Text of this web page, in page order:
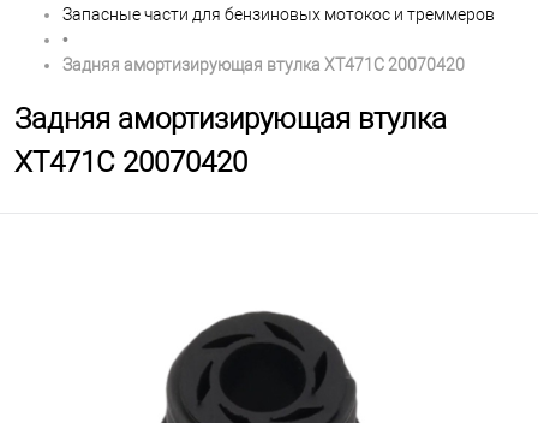
Запасные части для бензиновых мотокос и треммеров
•
Задняя амортизирующая втулка XT471C 20070420
Задняя амортизирующая втулка
XT471C 20070420